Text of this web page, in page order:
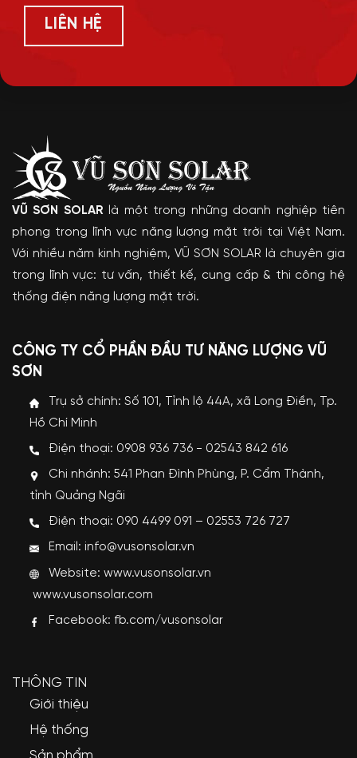
LIÊN HỆ
VŨ SƠN SOLAR là một trong những doanh nghiệp tiên
phong trong lĩnh vực năng lượng mặt trời tại Việt Nam.
Với nhiều năm kinh nghiệm, VŨ SƠN SOLAR là chuyên gia
trong lĩnh vực: tư vấn, thiết kế, cung cấp & thi công hệ
thống điện năng lượng mặt trời.
CÔNG TY CỔ PHẦN ĐẦU TƯ NĂNG LƯỢNG VŨ
SƠN
Trụ sở chính: Số 101, Tỉnh lộ 44A, xã Long Điền, Tp.
Hồ Chí Minh
Điện thoại: 0908 936 736 - 02543 842 616
Chi nhánh: 541 Phan Đình Phùng, P. Cẩm Thành,
tỉnh Quảng Ngãi
Điện thoại: 090 4499 091 – 02553 726 727
Email: info@vusonsolar.vn
Website:www.vusonsolar.vn
www.vusonsolar.com
Facebook: fb.com/vusonsolar
THÔNG TIN
Giới thiệu
Hệ thống